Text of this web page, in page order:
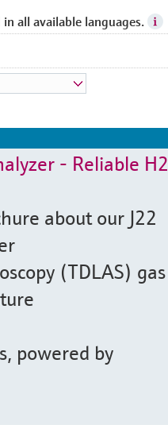
all available languages.
- Reliable
about our J22
(TDLAS) gas
powered by